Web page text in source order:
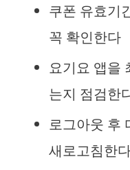
쿠폰 유효기
꼭 확인한다
요기요 앱을
는지 점검한
로그아웃 후
새로고침한